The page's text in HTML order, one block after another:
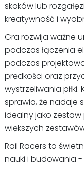
skoków lub
kreatywność i
Gra rozwija ważne
podczas łączenia
podczas
prędkości oraz
wystrzeliwania
sprawia, że nadaje
idealny jako
większych
Rail Racers to
nauki i budowania